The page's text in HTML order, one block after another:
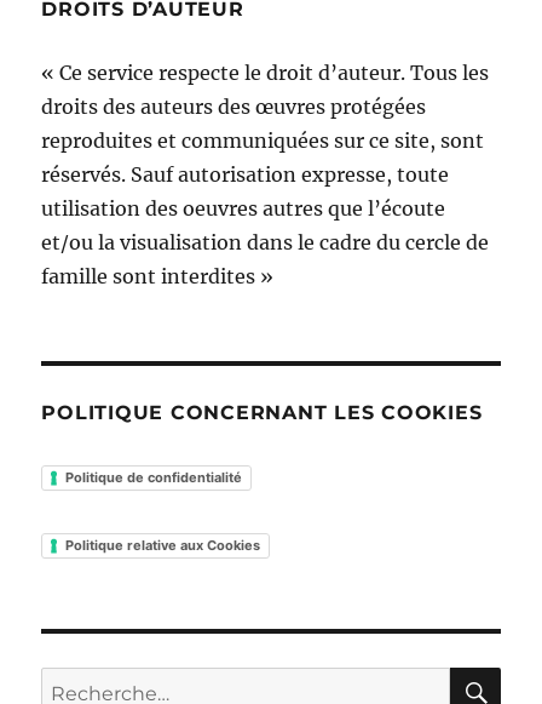
DROITS D’AUTEUR
« Ce service respecte le droit d’auteur. Tous les
droits des auteurs des œuvres protégées
reproduites et communiquées sur ce site, sont
réservés. Sauf autorisation expresse, toute
utilisation des oeuvres autres que l’écoute
et/ou la visualisation dans le cadre du cercle de
famille sont interdites »
POLITIQUE CONCERNANT LES COOKIES
Politique de confidentialité
Politique relative aux Cookies
Recherche